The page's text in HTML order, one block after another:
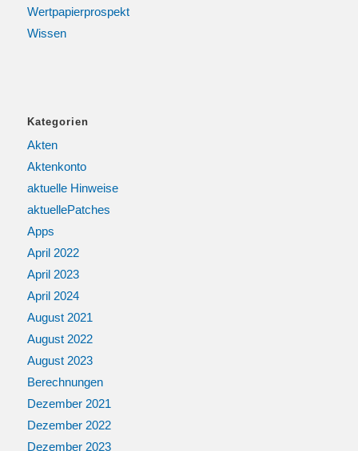
Wertpapierprospekt
Wissen
Kategorien
Akten
Aktenkonto
aktuelle Hinweise
aktuellePatches
Apps
April 2022
April 2023
April 2024
August 2021
August 2022
August 2023
Berechnungen
Dezember 2021
Dezember 2022
Dezember 2023